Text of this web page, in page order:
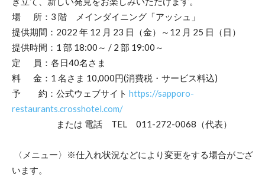
場 所：3 階 メインダイニング「アッシュ」
提供期間：2022 年 12 月 23 日（金）～12 月 25 日（日）
提供時間：1 部 18:00～ / 2 部 19:00～
定 員：各日40名さま
料 金：1 名さま 10,000円(消費税・サービス料込)
予 約：公式ウェブサイト https://sapporo-
restaurants.crosshotel.com/
または 電話 TEL 011-272-0068（代表）
〈メニュー〉※仕入れ状況などにより変更をする場合がござ
います。